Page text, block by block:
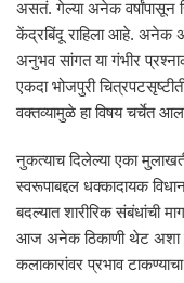
असतं. गेल्या अनेक वर्षांपासून
केंद्रबिंदू राहिला आहे. अनेक
अनुभव सांगत या गंभीर
एकदा भोजपुरी
वक्तव्यामुळे हा विषय चर्चेत
नुकत्याच दिलेल्या एका
स्वरूपाबद्दल धक्कादायक
बदल्यात शारीरिक संबंधांची
आज अनेक ठिकाणी थेट अशा
कलाकारांवर प्रभाव